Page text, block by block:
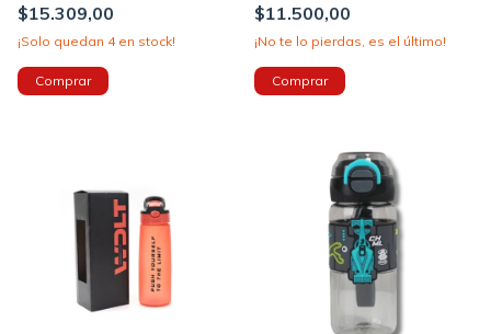
1200ML COLOR AZUL (39429)
$15.309,00
¡Solo quedan 4en stock!
(30414A)
$11.500,00
¡No te lo pierdas, es el último!